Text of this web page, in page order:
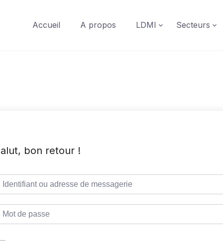
Accueil A propos LDMI Secteurs
bon retour !